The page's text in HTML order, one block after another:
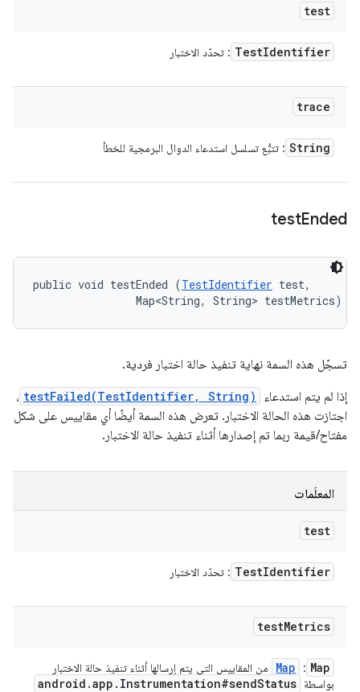
test
TestIdentifier : تحدّد الاختبار
trace
String : تتبُّع تسلسل استدعاء الدوال البرمجية للخطأ
testEnded
public void testEnded (TestIdentifier test,
                Map<String, String> testMetrics)
تسجّل هذه السمة نهاية تنفيذ حالة اختبار فردية.
إذا لم يتم استدعاء
testFailed(TestIdentifier, String) ،
اجتازت هذه الحالة الاختبار. تعرض هذه السمة أيضًا أي مقاييس على شكل
مفتاح/قيمة ربما تم إصدارها أثناء تنفيذ حالة الاختبار.
المعلَمات
test
TestIdentifier : تحدّد الاختبار
testMetrics
Map
:
Map
من المقاييس التي يتم إرسالها أثناء تنفيذ حالة الاختبار
بواسطة
android .app . Instrumentation#sendStatus